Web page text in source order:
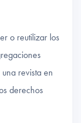
o reutilizar los
revista en
derechos